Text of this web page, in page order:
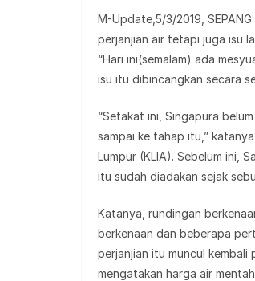
M-Update,5/3/2019,
perjanjian air tetapi juga isu
“Hari ini(semalam) ada
isu itu dibincangkan secara
“Setakat ini, Singapura
sampai ke tahap itu,”
Lumpur (KLIA). Sebelum ini,
itu sudah diadakan sejak
Katanya, rundingan
berkenaan dan beberapa
perjanjian itu muncul
mengatakan harga air